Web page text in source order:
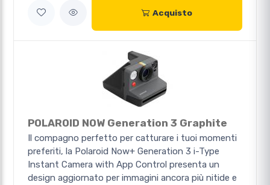
Acquisto
POLAROID NOW Generation 3 Graphite
Il compagno perfetto per catturare i tuoi momenti
preferiti, la Polaroid Now+ Generation 3 i-Type
Instant Camera with App Control presenta un
design aggiornato per immagini ancora più nitide e